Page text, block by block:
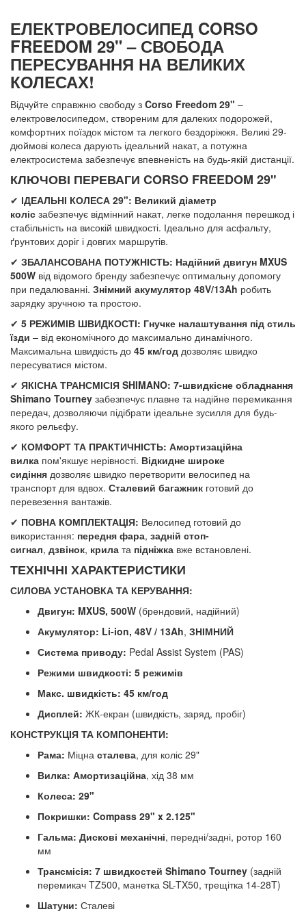
ЕЛЕКТРОВЕЛОСИПЕД CORSO
FREEDOM 29" – СВОБОДА
ПЕРЕСУВАННЯ НА ВЕЛИКИХ
КОЛЕСАХ!
Відчуйте справжню свободу з Corso Freedom 29" –
електровелосипедом, створеним для далеких подорожей,
комфортних поїздок містом та легкого бездоріжжя. Великі 29-
дюймові колеса дарують ідеальний накат, а потужна
електросистема забезпечує впевненість на будь-якій дистанції.
КЛЮЧОВІ ПЕРЕВАГИ CORSO FREEDOM 29"
✔ ІДЕАЛЬНІ КОЛЕСА 29": Великий діаметр
коліс забезпечує відмінний накат, легке подолання перешкод і
стабільність на високій швидкості. Ідеально для асфальту,
ґрунтових доріг і довгих маршрутів.
✔ ЗБАЛАНСОВАНА ПОТУЖНІСТЬ: Надійний двигун MXUS
500W від відомого бренду забезпечує оптимальну допомогу
при педалюванні. Знімний акумулятор 48V/13Ah робить
зарядку зручною та простою.
✔ 5 РЕЖИМІВ ШВИДКОСТІ: Гнучке налаштування під стиль
їзди – від економічного до максимально динамічного.
Максимальна швидкість до 45 км/год дозволяє швидко
пересуватися містом.
✔ ЯКІСНА ТРАНСМІСІЯ SHIMANO: 7-швидкісне обладнання
Shimano Tourney забезпечує плавне та надійне перемикання
передач, дозволяючи підібрати ідеальне зусилля для будь-
якого рельєфу.
✔ КОМФОРТ ТА ПРАКТИЧНІСТЬ: Амортизаційна
вилка пом'якшує нерівності. Відкидне широке
сидіння дозволяє швидко перетворити велосипед на
транспорт для вдвох. Сталевий багажник готовий до
перевезення вантажів.
✔ ПОВНА КОМПЛЕКТАЦІЯ: Велосипед готовий до
використання: передня фара, задній стоп-
сигнал, дзвінок, крила та підніжка вже встановлені.
ТЕХНІЧНІ ХАРАКТЕРИСТИКИ
СИЛОВА УСТАНОВКА ТА КЕРУВАННЯ:
Двигун: MXUS, 500W (брендовий, надійний)
Акумулятор: Li-ion, 48V / 13Ah, ЗНІМНИЙ
Система приводу: Pedal Assist System (PAS)
Режими швидкості: 5 режимів
Макс. швидкість: 45 км/год
Дисплей: ЖК-екран (швидкість, заряд, пробіг)
КОНСТРУКЦІЯ ТА КОМПОНЕНТИ:
Рама: Міцна сталева, для коліс 29"
Вилка: Амортизаційна, хід 38 мм
Колеса: 29"
Покришки: Compass 29" x 2.125"
Гальма: Дискові механічні, передні/задні, ротор 160
мм
Трансмісія: 7 швидкостей Shimano Tourney (задній
перемикач TZ500, манетка SL-TX50, трещітка 14-28T)
Шатуни: Сталеві